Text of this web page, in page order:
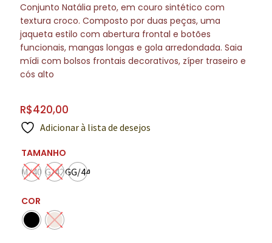
Conjunto Natália preto, em couro sintético com
textura croco. Composto por duas peças, uma
jaqueta estilo com abertura frontal e botões
funcionais, mangas longas e gola arredondada. Saia
mídi com bolsos frontais decorativos, zíper traseiro e
cós alto
R$420,00
Adicionar à lista de desejos
TAMANHO
M/40 G/42GG/44
COR